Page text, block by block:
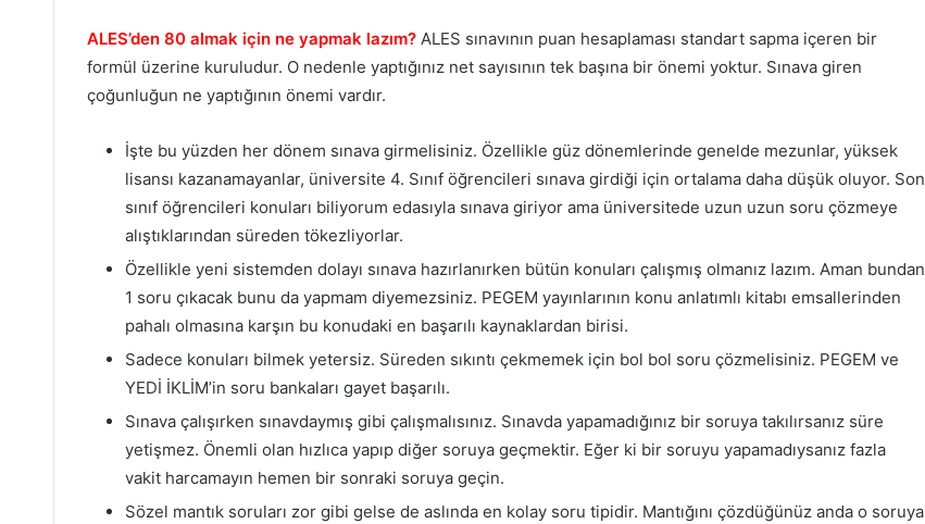
ALES’den 80 almak için ne yapmak lazım?ALES sınavının puan hesaplaması standart sapma içeren bir
formül üzerine kuruludur. O nedenle yaptığınız net sayısının tek başına bir önemi yoktur. Sınava giren
çoğunluğun ne yaptığının önemi vardır.
İşte bu yüzden her dönem sınava girmelisiniz. Özellikle güz dönemlerinde genelde mezunlar, yüksek
lisansı kazanamayanlar, üniversite 4. Sınıf öğrencileri sınava girdiği için ortalama daha düşük oluyor. Son
sınıf öğrencileri konuları biliyorum edasıyla sınava giriyor ama üniversitede uzun uzun soru çözmeye
alıştıklarından süreden tökezliyorlar.
Özellikle yeni sistemden dolayı sınava hazırlanırken bütün konuları çalışmış olmanız lazım. Aman bundan
1 soru çıkacak bunu da yapmam diyemezsiniz. PEGEM yayınlarının konu anlatımlı kitabı emsallerinden
pahalı olmasına karşın bu konudaki en başarılı kaynaklardan birisi.
Sadece konuları bilmek yetersiz. Süreden sıkıntı çekmemek için bol bol soru çözmelisiniz. PEGEM ve
YEDİ İKLİM’in soru bankaları gayet başarılı.
Sınava çalışırken sınavdaymış gibi çalışmalısınız. Sınavda yapamadığınız bir soruya takılırsanız süre
yetişmez. Önemli olan hızlıca yapıp diğer soruya geçmektir. Eğer ki bir soruyu yapamadıysanız fazla
vakit harcamayın hemen bir sonraki soruya geçin.
Sözel mantık soruları zor gibi gelse de aslında en kolay soru tipidir. Mantığını çözdüğünüz anda o soruya